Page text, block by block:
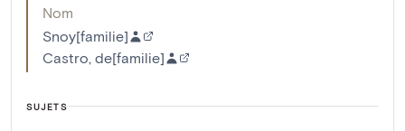
Nom
Snoy[familie]
Castro, de[familie]
SUJETS